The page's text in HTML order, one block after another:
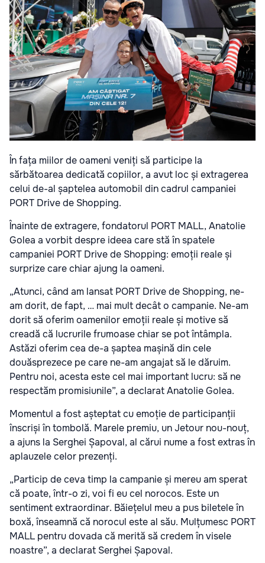
În fața miilor de oameni veniți să participe la
sărbătoarea dedicată copiilor, a avut loc și extragerea
celui de-al șaptelea automobil din cadrul campaniei
PORT Drive de Shopping.
Înainte de extragere, fondatorul PORT MALL, Anatolie
Golea a vorbit despre ideea care stă în spatele
campaniei PORT Drive de Shopping: emoții reale și
surprize care chiar ajung la oameni.
„Atunci, când am lansat PORT Drive de Shopping, ne-
am dorit, de fapt, … mai mult decât o campanie. Ne-am
dorit să oferim oamenilor emoții reale și motive să
creadă că lucrurile frumoase chiar se pot întâmpla.
Astăzi oferim cea de-a șaptea mașină din cele
douăsprezece pe care ne-am angajat să le dăruim.
Pentru noi, acesta este cel mai important lucru: să ne
respectăm promisiunile”, a declarat Anatolie Golea.
Momentul a fost așteptat cu emoție de participanții
înscriși în tombolă. Marele premiu, un Jetour nou-nouț,
a ajuns la Serghei Șapoval, al cărui nume a fost extras în
aplauzele celor prezenți.
„Particip de ceva timp la campanie și mereu am sperat
că poate, într-o zi, voi fi eu cel norocos. Este un
sentiment extraordinar. Băiețelul meu a pus biletele în
boxă, înseamnă că norocul este al său. Mulțumesc PORT
MALL pentru dovada că merită să credem în visele
noastre”, a declarat Serghei Șapoval.